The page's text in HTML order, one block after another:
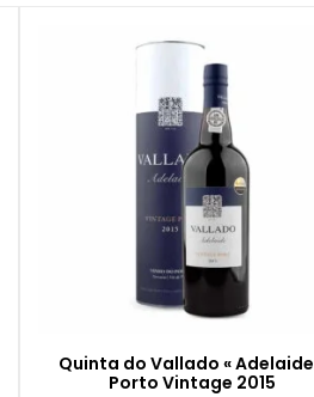
Quinta do Vallado « Adelaide
Porto Vintage 2015